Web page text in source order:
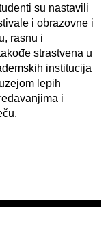
su nastavili
i obrazovne i
rasnu i
strastvena u
institucija
lepih
i